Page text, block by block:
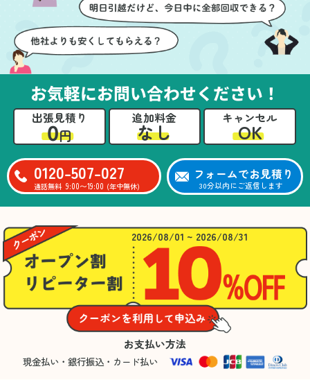
お気軽にお問い合わせください！
出張見積り
0円
追加料金
なし
キャンセル
OK
0120-507-027
通話無料 9:00〜19:00 (年中無休)
フォームでお見積り
30分以内にご返信します
2026/08/01 ~ 2026/08/31
お支払い方法
現金払い・銀行振込・カード払い